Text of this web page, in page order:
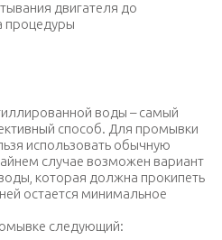
воды – самый
способ. Для промывки
использовать обычную
случае возможен вариант
которая должна прокипеть
остается минимальное
следующий: